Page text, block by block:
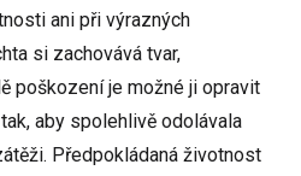
ani při výrazných
si zachovává tvar,
poškození je možné ji opravit
aby spolehlivě odolávala
Předpokládaná životnost